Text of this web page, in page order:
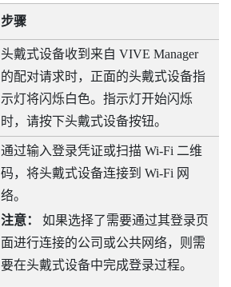
步骤
头戴式设备收到来自 VIVE Manager
的配对请求时，正面的头戴式设备指
示灯将闪烁白色。指示灯开始闪烁
时，请按下头戴式设备按钮。
通过输入登录凭证或扫描 Wi‍-Fi 二维
码，将头戴式设备连接到 Wi‍-Fi 网
络。
注意：
如果选择了需要通过其登录页
面进行连接的公司或公共网络，则需
要在头戴式设备中完成登录过程。